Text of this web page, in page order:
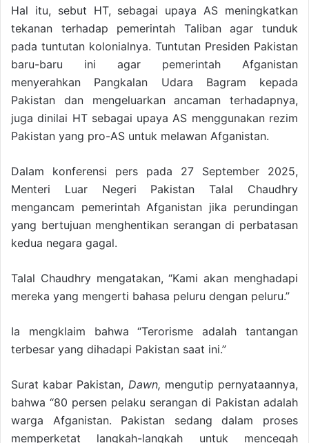
Hal itu, sebut HT, sebagai upaya AS meningkatkan
tekanan terhadap pemerintah Taliban agar tunduk
pada tuntutan kolonialnya. Tuntutan Presiden Pakistan
baru-baru ini agar pemerintah Afganistan
menyerahkan Pangkalan Udara Bagram kepada
Pakistan dan mengeluarkan ancaman terhadapnya,
juga dinilai HT sebagai upaya AS menggunakan rezim
Pakistan yang pro-AS untuk melawan Afganistan.
Dalam konferensi pers pada 27 September 2025,
Menteri Luar Negeri Pakistan Talal Chaudhry
mengancam pemerintah Afganistan jika perundingan
yang bertujuan menghentikan serangan di perbatasan
kedua negara gagal.
Talal Chaudhry mengatakan, “Kami akan menghadapi
mereka yang mengerti bahasa peluru dengan peluru.”
Ia mengklaim bahwa “Terorisme adalah tantangan
terbesar yang dihadapi Pakistan saat ini.”
Surat kabar Pakistan, Dawn, mengutip pernyataannya,
bahwa “80 persen pelaku serangan di Pakistan adalah
warga Afganistan. Pakistan sedang dalam proses
memperketat langkah-langkah untuk mencegah